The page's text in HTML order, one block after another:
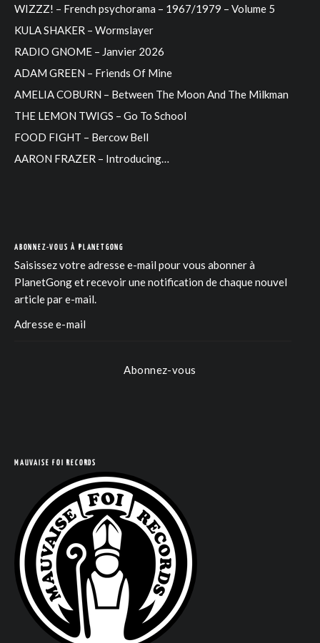
WIZZZ! – French psychorama – 1967/1979 – Volume 5
KULA SHAKER – Wormslayer
RADIO GNOME – Janvier 2026
ADAM GREEN – Friends Of Mine
AMELIA COBURN – Between The Moon And The Milkman
THE LEMON TWIGS – Go To School
FOOD FIGHT – Bercow Bell
AARON FRAZER – Introducing…
ABONNEZ-VOUS À PLANETGONG
Saisissez votre adresse e-mail pour vous abonner à
PlanetGong et recevoir une notification de chaque nouvel
article par e-mail.
Abonnez-vous
MAUVAISE FOI RECORDS